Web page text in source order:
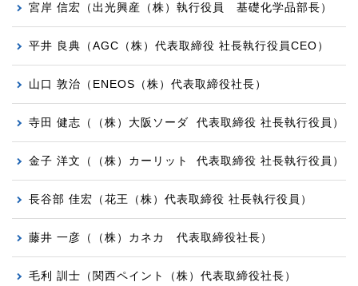
宮岸 信宏（出光興産（株）執行役員 基礎化学品部長）
平井 良典（AGC（株）代表取締役 社長執行役員CEO）
山口 敦治（ENEOS（株）代表取締役社長）
寺田 健志（（株）大阪ソーダ 代表取締役 社長執行役員）
金子 洋文（（株）カーリット 代表取締役 社長執行役員）
長谷部 佳宏（花王（株）代表取締役 社長執行役員）
藤井 一彦（（株）カネカ 代表取締役社長）
毛利 訓士（関西ペイント（株）代表取締役社長）